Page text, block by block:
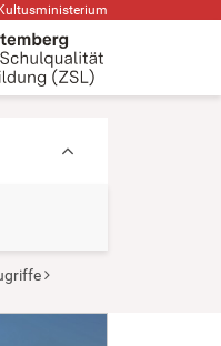
Kultusministerium